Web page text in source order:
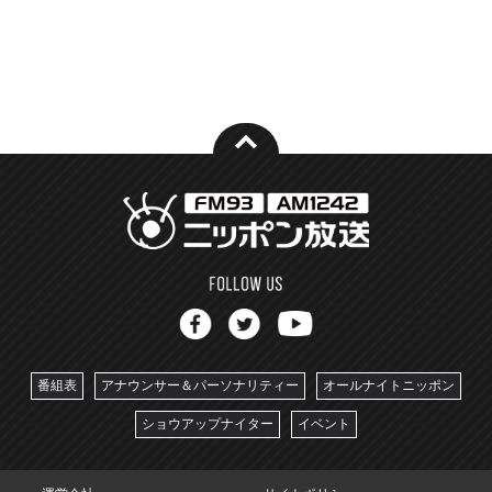
番組表 アナウンサー＆パーソナリティー オールナイトニッポン
ショウアップナイター イベント